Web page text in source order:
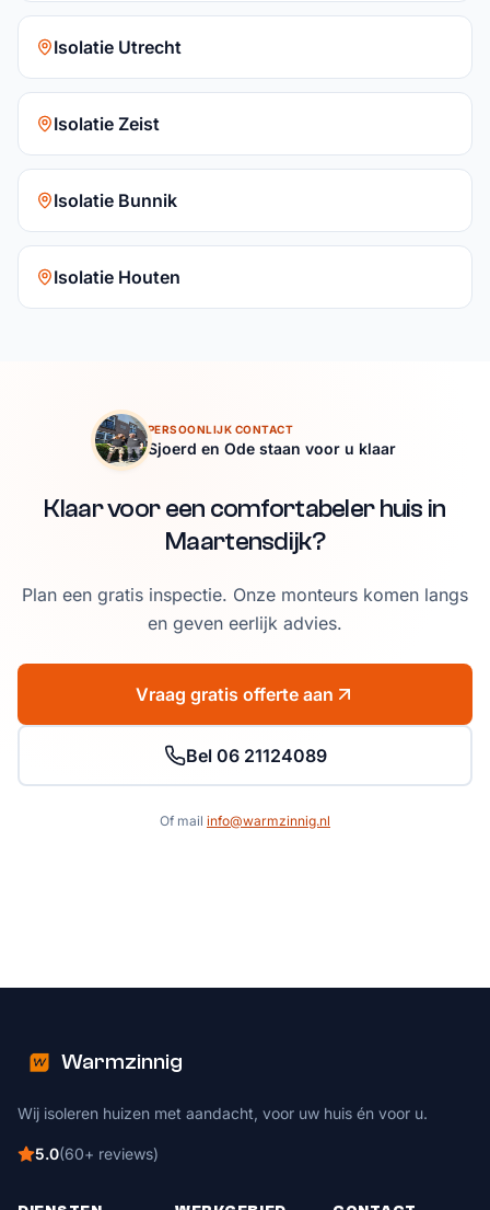
Isolatie Utrecht
Isolatie Zeist
Isolatie Bunnik
Isolatie Houten
PERSOONLIJK CONTACT
Sjoerd en Ode staan voor u klaar
Klaar voor een comfortabeler huis in
Maartensdijk?
Plan een gratis inspectie. Onze monteurs komen langs
en geven eerlijk advies.
Vraag gratis offerte aan
Bel 06 21124089
Of mail info@warmzinnig.nl
Warmzinnig
Wij isoleren huizen met aandacht, voor uw huis én voor u.
5.0(60+ reviews)